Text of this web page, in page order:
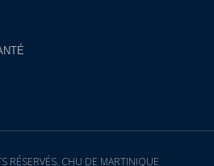
RÉSERVÉS. CHU DE MARTINIQUE